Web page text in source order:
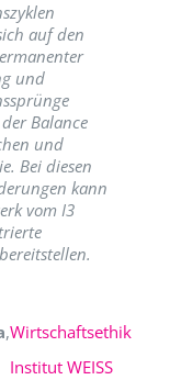
auf den
und
Balance
und
Bei diesen
kann
vom I3
,Wirtschaftsethik
Institut WEISS